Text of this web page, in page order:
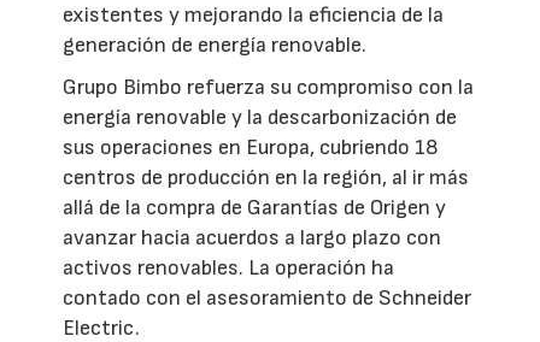
existentes y mejorando la eficiencia de la
generación de energía renovable.
Grupo Bimbo refuerza su compromiso con la
energía renovable y la descarbonización de
sus operaciones en Europa, cubriendo 18
centros de producción en la región, al ir más
allá de la compra de Garantías de Origen y
avanzar hacia acuerdos a largo plazo con
activos renovables. La operación ha
contado con el asesoramiento de Schneider
Electric.